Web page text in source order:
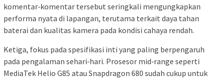
komentar‑komentar tersebut seringkali mengungkapkan
performa nyata di lapangan, terutama terkait daya tahan
baterai dan kualitas kamera pada kondisi cahaya rendah.
Ketiga, fokus pada spesifikasi inti yang paling berpengaruh
pada pengalaman sehari‑hari. Prosesor mid‑range seperti
MediaTek Helio G85 atau Snapdragon 680 sudah cukup untuk